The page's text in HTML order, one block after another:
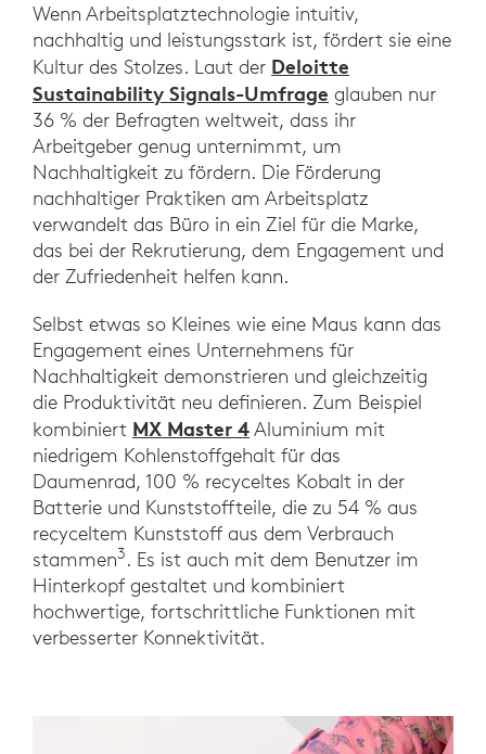
Wenn Arbeitsplatztechnologie intuitiv,
nachhaltig und leistungsstark ist, fördert sie eine
Kultur des Stolzes. Laut der Deloitte
Sustainability Signals-Umfrage glauben nur
36 % der Befragten weltweit, dass ihr
Arbeitgeber genug unternimmt, um
Nachhaltigkeit zu fördern. Die Förderung
nachhaltiger Praktiken am Arbeitsplatz
verwandelt das Büro in ein Ziel für die Marke,
das bei der Rekrutierung, dem Engagement und
der Zufriedenheit helfen kann.
Selbst etwas so Kleines wie eine Maus kann das
Engagement eines Unternehmens für
Nachhaltigkeit demonstrieren und gleichzeitig
die Produktivität neu definieren. Zum Beispiel
kombiniert MX Master 4Aluminium mit
niedrigem Kohlenstoffgehalt für das
Daumenrad, 100 % recyceltes Kobalt in der
Batterie und Kunststoffteile, die zu 54 % aus
recyceltem Kunststoff aus dem Verbrauch
stammen3. Es ist auch mit dem Benutzer im
Hinterkopf gestaltet und kombiniert
hochwertige, fortschrittliche Funktionen mit
verbesserter Konnektivität.